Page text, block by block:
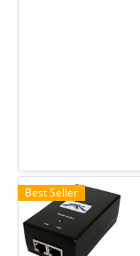
Best Seller